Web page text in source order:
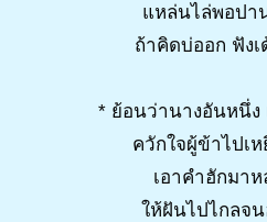
แหล่นไล่พอปา
ถ้าคิดบ่ออก ฟังเ
* ย้อนว่านางอันหนึ่ง
ควักใจผู้ข้าไปเ
เอาคำฮักมา
ให้ฝันไปไกลจ